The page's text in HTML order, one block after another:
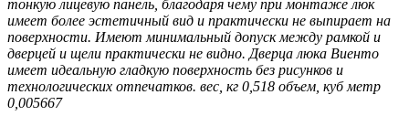
тонкую лицевую панель, благодаря чему при монтаже люк
имеет более эстетичный вид и практически не выпирает на
поверхности. Имеют минимальный допуск между рамкой и
дверцей и щели практически не видно. Дверца люка Виенто
имеет идеальную гладкую поверхность без рисунков и
технологических отпечатков. вес, кг 0,518 объем, куб метр
0,005667